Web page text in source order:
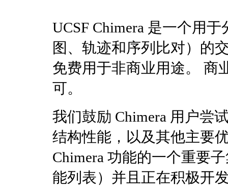
UCSF Chimera 是一个用
图、轨迹和序列比对）的
免费用于非商业用途。 商
可。
我们鼓励 Chimera 用户尝
结构性能，以及其他主要
Chimera 功能的一个重要
能列表）并且正在积极开